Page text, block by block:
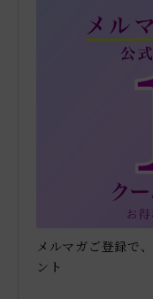
メルマガご登録で、
ント